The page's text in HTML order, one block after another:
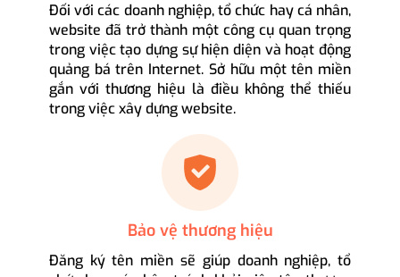
Đối với các doanh nghiệp, tổ chức hay cá nhân,
website đã trở thành một công cụ quan trọng
trong việc tạo dựng sự hiện diện và hoạt động
quảng bá trên Internet. Sở hữu một tên miền
gắn với thương hiệu là điều không thể thiếu
trong việc xây dựng website.
Bảo vệ thương hiệu
Đăng ký tên miền sẽ giúp doanh nghiệp, tổ